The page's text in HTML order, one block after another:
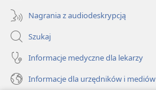
Nagrania z audiodeskrypcją
Szukaj
Informacje medyczne dla lekarzy
Informacje dla urzędników i mediów